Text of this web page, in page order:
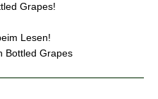
Grapes!
Lesen!
Bottled Grapes